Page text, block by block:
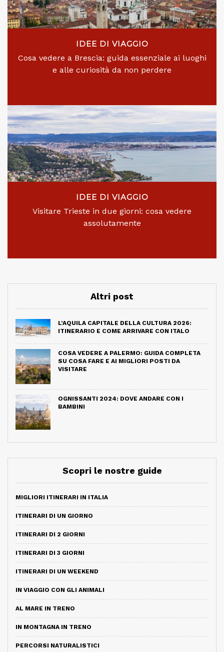
IDEE DI VIAGGIO
Cosa vedere a Brescia: guida essenziale ai luoghi
e alle curiosità da non perdere
IDEE DI VIAGGIO
Visitare Trieste in due giorni: cosa vedere
assolutamente
Altri post
L’AQUILA CAPITALE DELLA CULTURA 2026:
ITINERARIO E COME ARRIVARE CON ITALO
COSA VEDERE A PALERMO: GUIDA COMPLETA
SU COSA FARE E AI MIGLIORI POSTI DA
VISITARE
OGNISSANTI 2024: DOVE ANDARE CON I
BAMBINI
Scopri le nostre guide
MIGLIORI ITINERARI IN ITALIA
ITINERARI DI UN GIORNO
ITINERARI DI 2 GIORNI
ITINERARI DI 3 GIORNI
ITINERARI DI UN WEEKEND
IN VIAGGIO CON GLI ANIMALI
AL MARE IN TRENO
IN MONTAGNA IN TRENO
PERCORSI NATURALISTICI